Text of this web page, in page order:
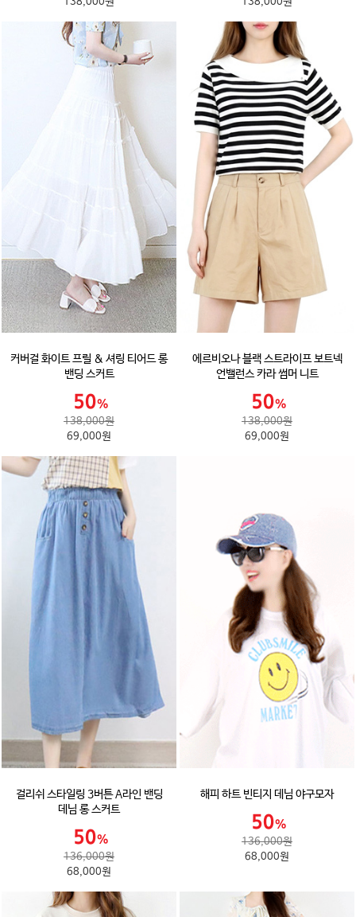
커버걸 화이트 프릴 & 셔링 티어드 롱
밴딩 스커트
138,000원
69,000원
에르비오나 블랙 스트라이프 보트넥
언밸런스 카라 썸머 니트
138,000원
69,000원
걸리쉬 스타일링 3버튼 A라인 밴딩
데님 롱 스커트
136,000원
68,000원
해피 하트 빈티지 데님 야구모자
136,000원
68,000원